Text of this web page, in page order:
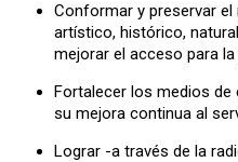
Conformar y preservar el
artístico, histórico,
mejorar el acceso para
Fortalecer los medios
su mejora continua al
Lograr -a través de la